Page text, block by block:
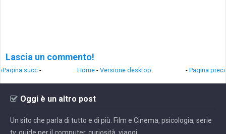
Lascia un commento!
‹Pagina succ - - Pagina prec›
Home - Versione desktop
Oggi è un altro post
Un sito che parla di tutto e di più. Film e Cinema, psicologia, serie